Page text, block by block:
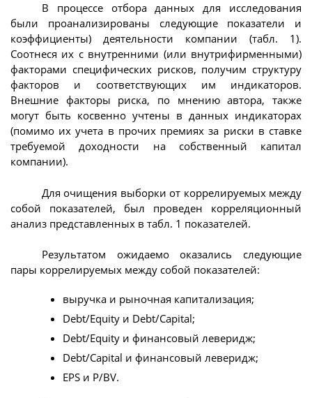
В процессе отбора данных для исследования
были проанализированы следующие показатели и
коэффициенты) деятельности компании (табл. 1).
Соотнеся их с внутренними (или внутрифирменными)
факторами специфических рисков, получим структуру
факторов и соответствующих им индикаторов.
Внешние факторы риска, по мнению автора, также
могут быть косвенно учтены в данных индикаторах
(помимо их учета в прочих премиях за риски в ставке
требуемой доходности на собственный капитал
компании).
Для очищения выборки от коррелируемых между
собой показателей, был проведен корреляционный
анализ представленных в табл. 1 показателей.
Результатом ожидаемо оказались следующие
пары коррелируемых между собой показателей:
выручка и рыночная капитализация;
Debt/Equity и Debt/Capital;
Debt/Equity и финансовый леверидж;
Debt/Capital и финансовый леверидж;
EPS и P/BV.